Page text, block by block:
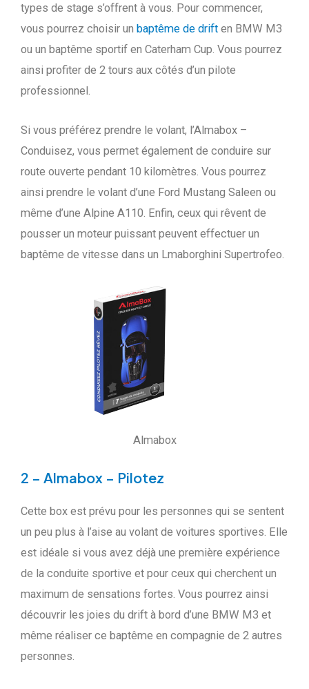
types de stage s’offrent à vous. Pour commencer,
vous pourrez choisir un baptême de drift en BMW M3
ou un baptême sportif en Caterham Cup. Vous pourrez
ainsi profiter de 2 tours aux côtés d’un pilote
professionnel.
Si vous préférez prendre le volant, l’Almabox –
Conduisez, vous permet également de conduire sur
route ouverte pendant 10 kilomètres. Vous pourrez
ainsi prendre le volant d’une Ford Mustang Saleen ou
même d’une Alpine A110. Enfin, ceux qui rêvent de
pousser un moteur puissant peuvent effectuer un
baptême de vitesse dans un Lmaborghini Supertrofeo.
Almabox
2 – Almabox – Pilotez
Cette box est prévu pour les personnes qui se sentent
un peu plus à l’aise au volant de voitures sportives. Elle
est idéale si vous avez déjà une première expérience
de la conduite sportive et pour ceux qui cherchent un
maximum de sensations fortes. Vous pourrez ainsi
découvrir les joies du drift à bord d’une BMW M3 et
même réaliser ce baptême en compagnie de 2 autres
personnes.